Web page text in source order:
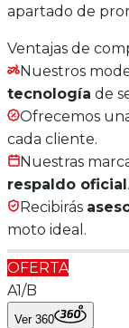
apartado de
Ventajas de
Nuestros
tecnología de
Ofrecemos
cada cliente.
Nuestras
respaldo oficial .
Recibirás
moto ideal.
OFERTA
A1/B
Ver 360